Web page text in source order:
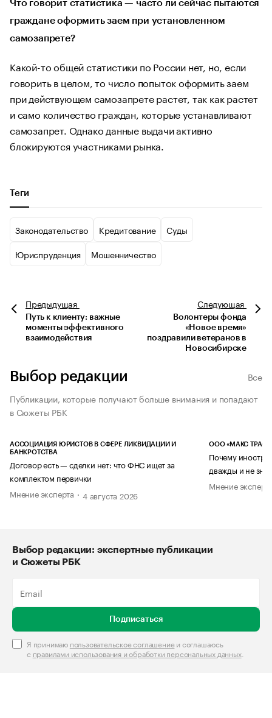
Что говорит статистика — часто ли сейчас пытаются
граждане оформить заем при установленном
самозапрете?
Какой-то общей статистики по России нет, но, если
говорить в целом, то число попыток оформить заем
при действующем самозапрете растет, так как растет
и само количество граждан, которые устанавливают
самозапрет. Однако данные выдачи активно
блокируются участниками рынка.
Теги
Законодательство Кредитование
Суды
Юриспруденция
Мошенничество
Предыдущая
Путь к клиенту: важные
моменты эффективного
взаимодействия
Следующая
Волонтеры фонда
«Новое время»
поздравили ветеранов в
Новосибирске
Выбор редакции
Все
Публикации, которые получают больше внимания и попадают
в Сюжеты РБК
АССОЦИАЦИЯ ЮРИСТОВ В СФЕРЕ ЛИКВИДАЦИИ И
БАНКРОТСТВА
Договор есть — сделки нет: что ФНС ищет за
комплектом первички
Мнение эксперта
4 августа 2026
ООО «МАКС ТРАСТ»
Почему
дважды и не
Мнение
Выбор редакции: экспертные публикации
и Сюжеты РБК
Подписаться
Я принимаю пользовательское соглашениеи соглашаюсь
с правилами использования и обработки персональных данных.